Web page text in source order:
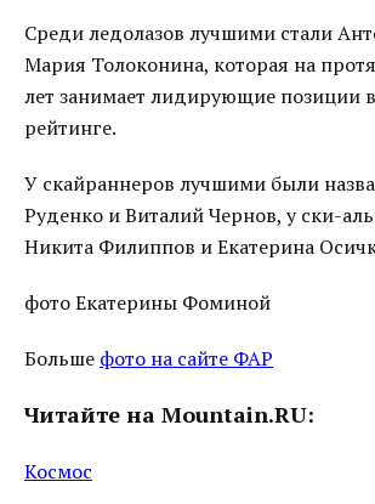
Среди ледолазов лучшими стали
Мария Толоконина, которая на
лет занимает лидирующие позиции
рейтинге.
У скайраннеров лучшими были
Руденко и Виталий Чернов, у ски-
Никита Филиппов и Екатерина
фото Екатерины Фоминой
Больше фото на сайте ФАР
Читайте на Mountain.RU:
Космос